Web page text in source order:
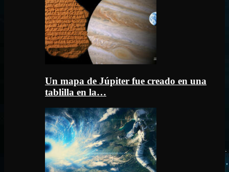
Un mapa de Júpiter fue creado en una
tablilla en la…